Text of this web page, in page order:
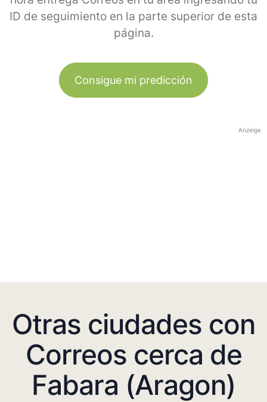
ID de seguimiento en la parte superior de esta
página.
Consigue mi predicción
Anzeige
Otras ciudades con
Correos cerca de
Fabara (Aragon)